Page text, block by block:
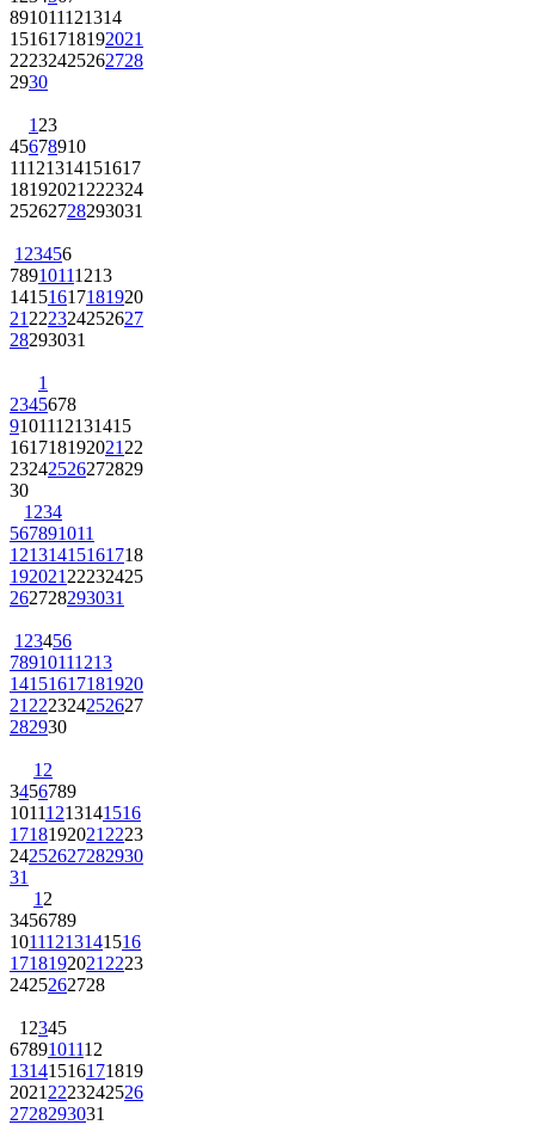
891011121314
15161718192021
22232425262728
2930
1 23
45678910
11121314151617
18192021 222324
25262728293031
1 23456
78910111213
14151617181920
21 222324252627
28293031
1
2345678
9101112131415
161718192021 22
23242526272829
30
1 234
567891011
12131415161718
192021 22232425
262728293031
1 23456
78910111213
14151617181920
21 222324252627
282930
1 2
3456789
10111213141516
1718192021 2223
24252627282930
31
1 2
3456789
10111213141516
1718192021 2223
2425262728
1 2345
6789101112
13141516171819
2021 2223242526
2728293031